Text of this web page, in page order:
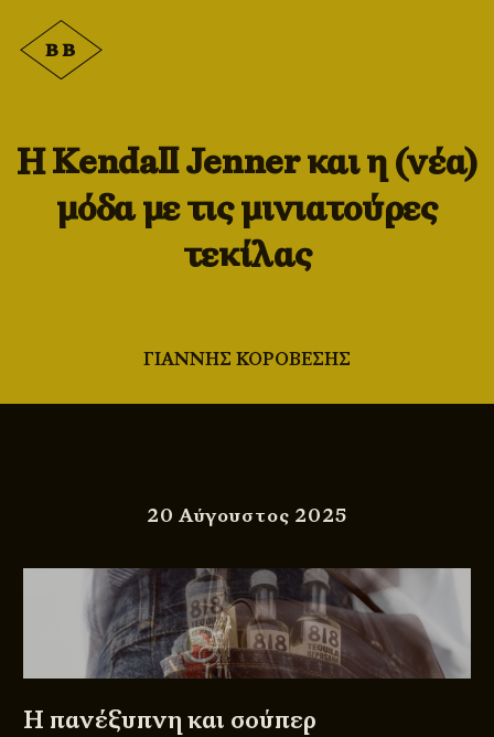
Η Kendall Jenner και η (νέα)
μόδα με τις μινιατούρες
τεκίλας
ΓΙΑΝΝΗΣ ΚΟΡΟΒΕΣΗΣ
20 Αύγουστος 2025
Η πανέξυπνη και σούπερ